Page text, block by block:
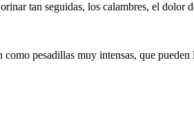
tan seguidas, los calambres, el dolor
pesadillas muy intensas, que pueden